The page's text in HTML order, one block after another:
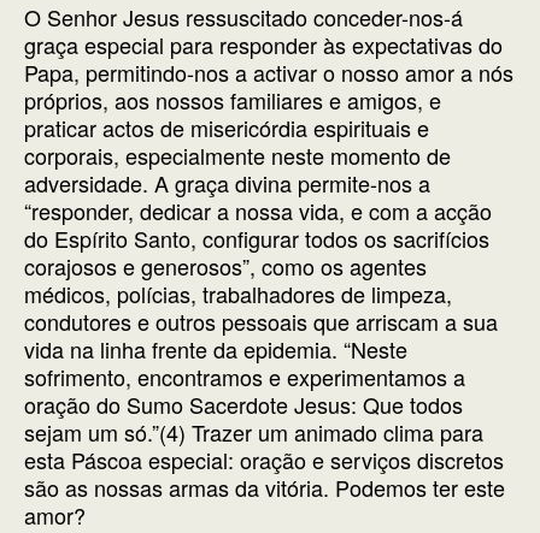
O Senhor Jesus ressuscitado conceder-nos-á
graça especial para responder às expectativas do
Papa, permitindo-nos a activar o nosso amor a nós
próprios, aos nossos familiares e amigos, e
praticar actos de misericórdia espirituais e
corporais, especialmente neste momento de
adversidade. A graça divina permite-nos a
“responder, dedicar a nossa vida, e com a acção
do Espírito Santo, configurar todos os sacrifícios
corajosos e generosos”, como os agentes
médicos, polícias, trabalhadores de limpeza,
condutores e outros pessoais que arriscam a sua
vida na linha frente da epidemia. “Neste
sofrimento, encontramos e experimentamos a
oração do Sumo Sacerdote Jesus: Que todos
sejam um só.”(4) Trazer um animado clima para
esta Páscoa especial: oração e serviços discretos
são as nossas armas da vitória. Podemos ter este
amor?